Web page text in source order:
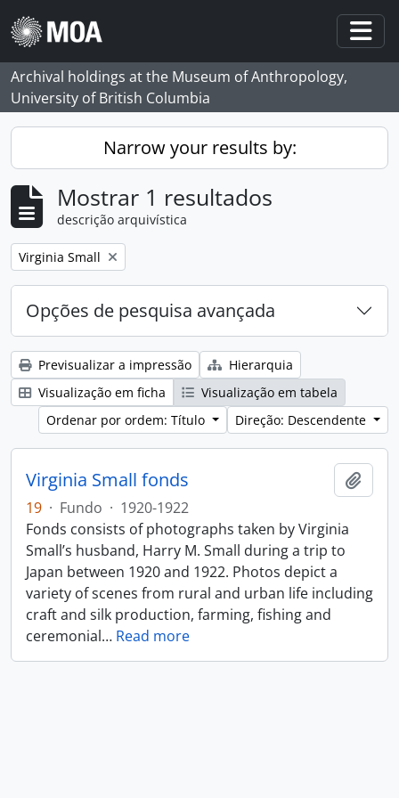
Skip to main content
Archival holdings at the Museum of Anthropology,
University of British Columbia
Narrow your results by:
Mostrar 1 resultados
descrição arquivística
Remove filter:
Virginia Small
Opções de pesquisa avançada
Previsualizar a impressão
Hierarquia
Visualização em ficha
Visualização em tabela
Ordenar por ordem: Título
Direção: Descendente
Virginia Small fonds
19 · Fundo · 1920-1922
Fonds consists of photographs taken by Virginia
Small’s husband, Harry M. Small during a trip to
Japan between 1920 and 1922. Photos depict a
variety of scenes from rural and urban life including
craft and silk production, farming, fishing and
ceremonial… Read more